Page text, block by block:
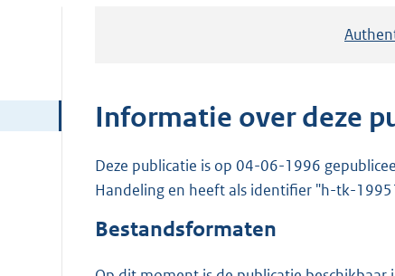
Informatie over deze
Deze publicatie is op 04-06-1996
Handeling en heeft als identifier "h-tk-
Bestandsformaten